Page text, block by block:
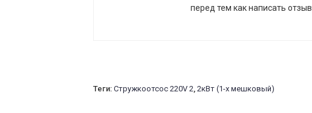
перед тем как написать отзыв
Теги:Стружкоотсос 220V 2,2кВт (1-х мешковый)